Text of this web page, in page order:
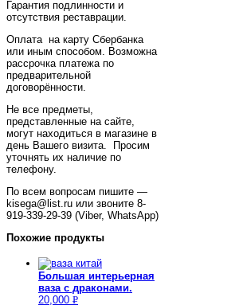
Гарантия подлинности и
отсутствия реставрации.
Оплата на карту Сбербанка
или иным способом. Возможна
рассрочка платежа по
предварительной
договорённости.
Не все предметы,
представленные на сайте,
могут находиться в магазине в
день Вашего визита. Просим
уточнять их наличие по
телефону.
По всем вопросам пишите —
kisega@list.ru или звоните 8-
919-339-29-39 (Viber, WhatsApp)
Похожие продукты
Большая интерьерная
ваза с драконами.
20,000 Р